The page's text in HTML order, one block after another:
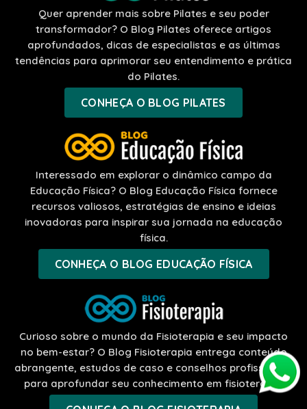
Quer aprender mais sobre Pilates e seu poder
transformador? O Blog Pilates oferece artigos
aprofundados, dicas de especialistas e as últimas
tendências para aprimorar seu entendimento e prática
do Pilates.
CONHEÇA O BLOG PILATES
Interessado em explorar o dinâmico campo da
Educação Física? O Blog Educação Física fornece
recursos valiosos, estratégias de ensino e ideias
inovadoras para inspirar sua jornada na educação
física.
CONHEÇA O BLOG EDUCAÇÃO FÍSICA
Curioso sobre o mundo da Fisioterapia e seu impacto
no bem-estar? O Blog Fisioterapia entrega conteúdo
abrangente, estudos de caso e conselhos profissionais
para aprofundar seu conhecimento em fisioterapia.